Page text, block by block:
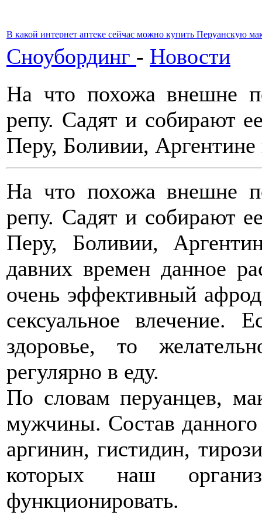
В какой интернет аптеке сейчас можно купить Перуанскую
Сноубординг - Новости
На что похожа внешне
репу. Садят и собирают
Перу, Боливии,
На что похожа внешне
репу. Садят и собирают
Перу, Боливии,
давних времен данное
очень эффективный
сексуальное влечение.
здоровье, то
регулярно в еду.
По словам перуанцев,
мужчины. Состав данного
аргинин, гистидин,
которых наш
функционировать.